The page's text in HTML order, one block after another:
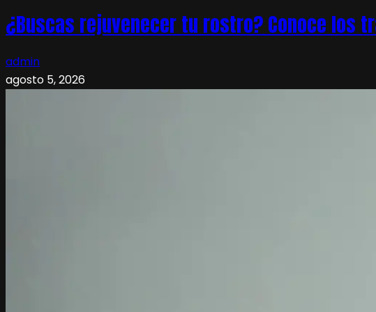
¿Buscas rejuvenecer tu rostro? Conoce los
admin
agosto 5, 2026